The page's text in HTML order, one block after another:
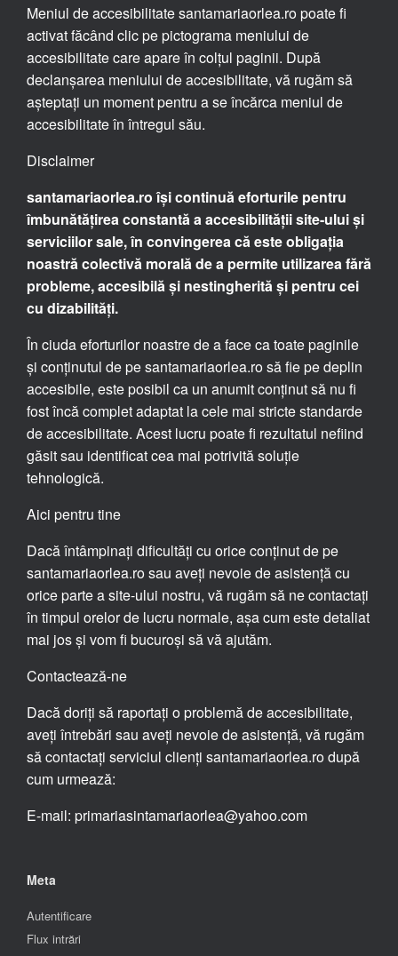
Meniul de accesibilitate santamariaorlea.ro poate fi
activat făcând clic pe pictograma meniului de
accesibilitate care apare în colțul paginii. După
declanșarea meniului de accesibilitate, vă rugăm să
așteptați un moment pentru a se încărca meniul de
accesibilitate în întregul său.
Disclaimer
santamariaorlea.ro își continuă eforturile pentru
îmbunătățirea constantă a accesibilității site-ului și
serviciilor sale, în convingerea că este obligația
noastră colectivă morală de a permite utilizarea fără
probleme, accesibilă și nestingherită și pentru cei
cu dizabilități.
În ciuda eforturilor noastre de a face ca toate paginile
și conținutul de pe santamariaorlea.ro să fie pe deplin
accesibile, este posibil ca un anumit conținut să nu fi
fost încă complet adaptat la cele mai stricte standarde
de accesibilitate. Acest lucru poate fi rezultatul nefiind
găsit sau identificat cea mai potrivită soluție
tehnologică.
Aici pentru tine
Dacă întâmpinați dificultăți cu orice conținut de pe
santamariaorlea.ro sau aveți nevoie de asistență cu
orice parte a site-ului nostru, vă rugăm să ne contactați
în timpul orelor de lucru normale, așa cum este detaliat
mai jos și vom fi bucuroși să vă ajutăm.
Contactează-ne
Dacă doriți să raportați o problemă de accesibilitate,
aveți întrebări sau aveți nevoie de asistență, vă rugăm
să contactați serviciul clienți santamariaorlea.ro după
cum urmează:
E-mail: primariasintamariaorlea@yahoo.com
Meta
Autentificare
Flux intrări